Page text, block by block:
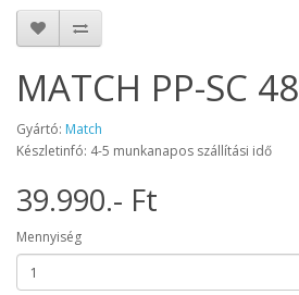
MATCH PP-SC 48
Gyártó: Match
Készletinfó: 4-5 munkanapos szállítási idő
39.990.- Ft
Mennyiség